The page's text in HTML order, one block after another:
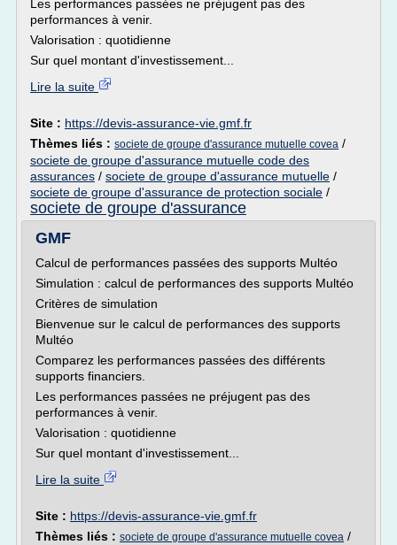
Les performances passées ne préjugent pas des
performances à venir.
Valorisation : quotidienne
Sur quel montant d'investissement...
Lire la suite
Site : https://devis-assurance-vie.gmf.fr
Thèmes liés : societe de groupe d'assurance mutuelle covea /
societe de groupe d'assurance mutuelle code des
assurances / societe de groupe d'assurance mutuelle /
societe de groupe d'assurance de protection sociale /
societe de groupe d'assurance
GMF
Calcul de performances passées des supports Multéo
Simulation : calcul de performances des supports Multéo
Critères de simulation
Bienvenue sur le calcul de performances des supports
Multéo
Comparez les performances passées des différents
supports financiers.
Les performances passées ne préjugent pas des
performances à venir.
Valorisation : quotidienne
Sur quel montant d'investissement...
Lire la suite
Site : https://devis-assurance-vie.gmf.fr
Thèmes liés : societe de groupe d'assurance mutuelle covea /